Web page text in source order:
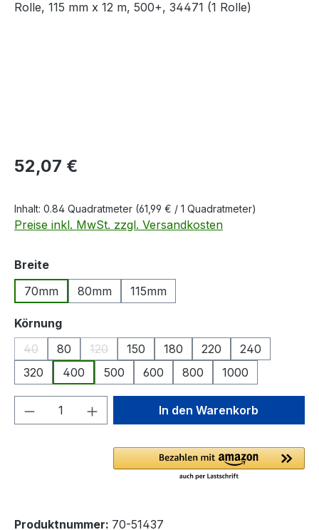
Regulärer Preis:
52,07 €
Inhalt: 0.84 Quadratmeter (61,99 € / 1 Quadratmeter)
Preise inkl. MwSt. zzgl. Versandkosten
Breiteauswählen
70mm
80mm 115mm
Körnungauswählen
40
(Diese Option ist zurzeit nicht verfügbar.)
80 120
(Diese Option ist zurzeit nicht verfügbar.)
150 180 220
240
320
400 500 600 800 1000
Produkt Anzahl: Gib denIn den Warenkorb
Produktnummer: 70-51437